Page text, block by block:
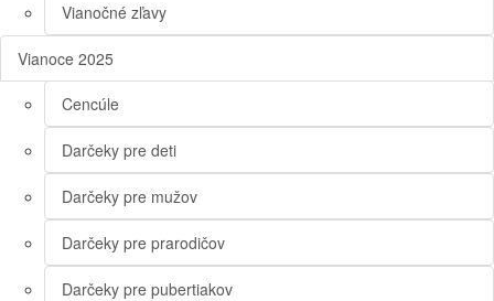
Vianočné zľavy
Vianoce 2025
Cencúle
Darčeky pre deti
Darčeky pre mužov
Darčeky pre prarodičov
Darčeky pre pubertiakov